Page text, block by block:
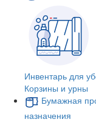
Инвентарь для
Корзины и урны
Бумажная
назначения